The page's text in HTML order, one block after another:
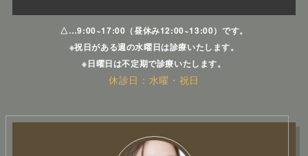
△…9:00~17:00（昼休み12:00~13:00）です。
※祝日がある週の水曜日は診療いたします。
※日曜日は不定期で診療いたします。
休診日：水曜・祝日